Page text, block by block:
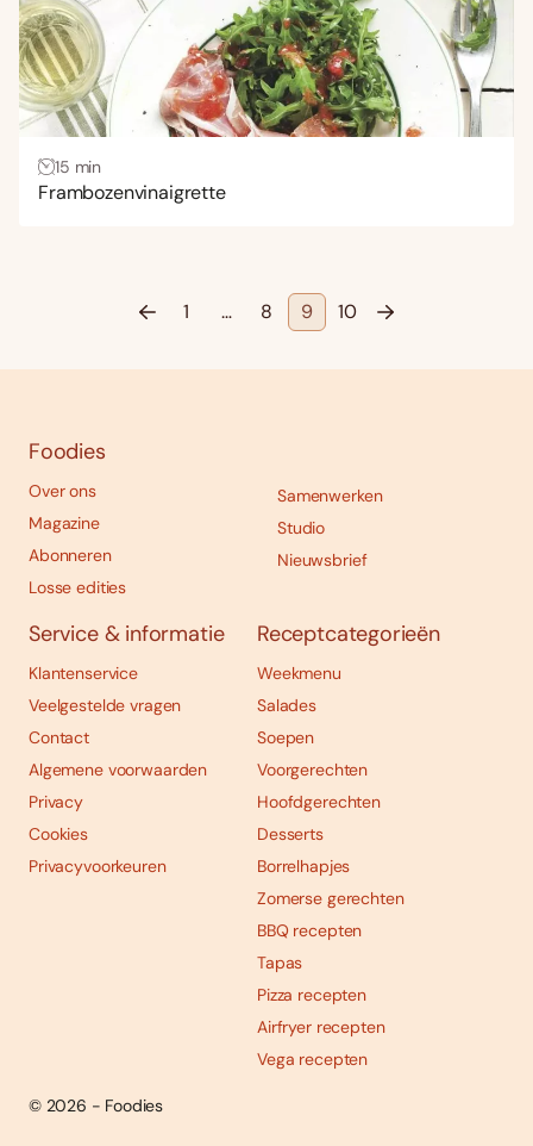
15 min
Frambozenvinaigrette
1 … 8 9 10
Foodies
Over ons
Magazine
Abonneren
Losse edities
Samenwerken
Studio
Nieuwsbrief
Service & informatie
Klantenservice
Veelgestelde vragen
Contact
Algemene voorwaarden
Privacy
Cookies
Privacyvoorkeuren
Receptcategorieën
Weekmenu
Salades
Soepen
Voorgerechten
Hoofdgerechten
Desserts
Borrelhapjes
Zomerse gerechten
BBQ recepten
Tapas
Pizza recepten
Airfryer recepten
Vega recepten
© 2026 - Foodies